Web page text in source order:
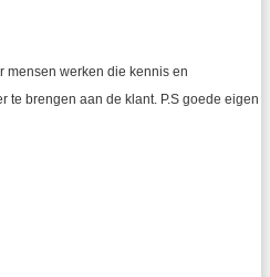
mensen werken die kennis en
te brengen aan de klant. P.S goede eigen